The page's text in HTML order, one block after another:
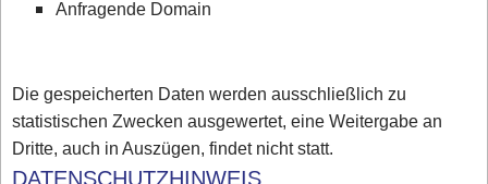
Anfragende Domain
Die gespeicherten Daten werden ausschließlich zu
statistischen Zwecken ausgewertet, eine Weitergabe an
Dritte, auch in Auszügen, findet nicht statt.